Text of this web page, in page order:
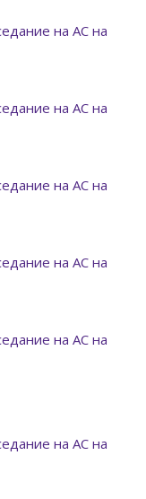
на АС на
на АС на
на АС на
на АС на
на АС на
на АС на